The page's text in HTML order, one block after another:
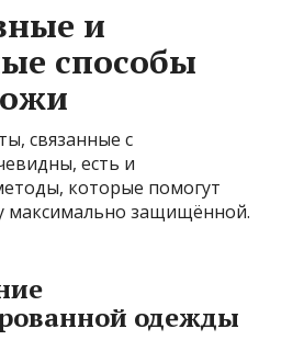
и
способы
связанные с
есть и
которые помогут
максимально защищённой.
одежды